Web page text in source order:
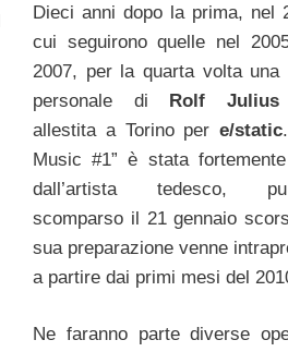
Dieci anni dopo la prima, nel
cui seguirono quelle nel
2007, per la quarta volta una
personale di Rolf Julius
allestita a Torino per e/static
Music #1” è stata
dall’artista tedesco,
scomparso il 21 gennaio
sua preparazione venne
a partire dai primi mesi del
Ne faranno parte diverse